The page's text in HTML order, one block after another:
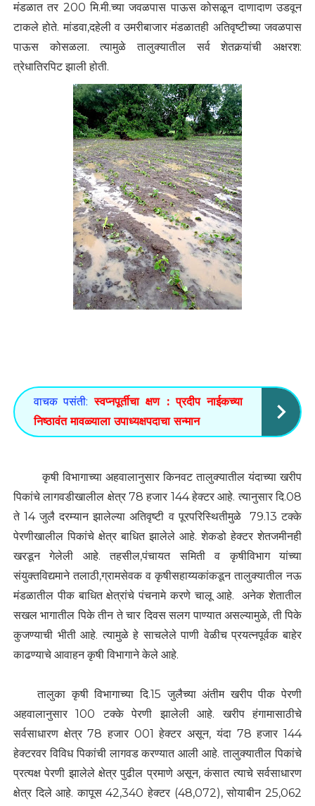
मंडळात तर 200 मि.मी.च्या जवळपास पाऊस कोसळून दाणादाण उडवून
टाकले होते. मांडवा,दहेली व उमरीबाजार मंडळातही अतिवृष्टीच्या जवळपास
पाऊस कोसळला. त्यामुळे तालुक्यातील सर्व शेतकर्‍यांची अक्षरश:
त्रेधातिरपिट झाली होती.
वाचक पसंती: स्वप्नपूर्तीचा क्षण : प्रदीप नाईकच्या
निष्ठावंत मावळ्याला उपाध्यक्षपदाचा सन्मान
कृषी विभागाच्या अहवालानुसार किनवट तालुक्यातील यंदाच्या खरीप
पिकांचे लागवडीखालील क्षेत्र 78 हजार 144 हेक्टर आहे. त्यानुसार दि.08
ते 14 जुलै दरम्यान झालेल्या अतिवृष्टी व पूरपरिस्थितीमुळे 79.13 टक्के
पेरणीखालील पिकांचे क्षेत्र बाधित झालेले आहे. शेकडो हेक्टर शेतजमीनही
खरडून गेलेली आहे. तहसील,पंचायत समिती व कृषीविभाग यांच्या
संयुक्तविद्यमाने तलाठी,ग्रामसेवक व कृषीसहाय्यकांकडून तालुक्यातील नऊ
मंडळातील पीक बाधित क्षेत्रांचे पंचनामे करणे चालू आहे. अनेक शेतातील
सखल भागातील पिके तीन ते चार दिवस सलग पाण्यात असल्यामुळे, ती पिके
कुजण्याची भीती आहे. त्यामुळे हे साचलेले पाणी वेळीच प्रयत्नपूर्वक बाहेर
काढण्याचे आवाहन कृषी विभागाने केले आहे.
तालुका कृषी विभागाच्या दि.15 जुलैच्या अंतीम खरीप पीक पेरणी
अहवालानुसार 100 टक्के पेरणी झालेली आहे. खरीप हंगामासाठीचे
सर्वसाधारण क्षेत्र 78 हजार 001 हेक्टर असून, यंदा 78 हजार 144
हेक्टरवर विविध पिकांची लागवड करण्यात आली आहे. तालुक्यातील पिकांचे
प्रत्यक्ष पेरणी झालेले क्षेत्र पुढील प्रमाणे असून, कंसात त्याचे सर्वसाधारण
क्षेत्र दिले आहे. कापूस 42,340 हेक्टर (48,072), सोयाबीन 25,062